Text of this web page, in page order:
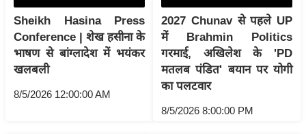
म
नो
रं
ज
ज
Sheikh Hasina Press
Conference | शेख हसीना के
भाषण से बांग्लादेश में भयंकर
खलबली
8/5/2026 12:00:00 AM
2027 Chunav से पहले UP
में Brahmin Politics
गरमाई, अखिलेश के 'PD
मतलब पंडित' बयान पर योगी
का पलटवार
8/5/2026 8:00:00 PM